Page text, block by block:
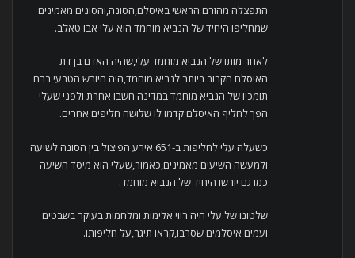
התפצלה מהזרם הראשי באיסלם,הסונה,והסונים מאמינים
שמחליפו היחיד של הנביא מוחמד הוא עלי אבו טאלב.
לאחר מותו של הנביא מוחמד עלי,שהיה האדם בן דת
האיסלם הקרוב ביותר לנביא מוחמד,היה היורש הטבעי ברם
תומכיו של הנביא מוחמד במדינה חשבו אחרת ולפני שעלי
הפך לחליף האיסלם קדמו לו שלושה חליפים אחרים.
כשעלה עלי לחליפות ב-651 אירע הפיצול בין הסונה לשיעה
ולמעשה השיעים מאמינים,כאמור,שעלי הוא מיסד השיעה
כמו גם יורשו היחיד של הנביא מוחמד.
שלטונו של עלי היה רווי אלימות ומלחמות בעיקר בשבטים
ועמים איסלמים שסרבו,קראו תיגר,על חליפותו.